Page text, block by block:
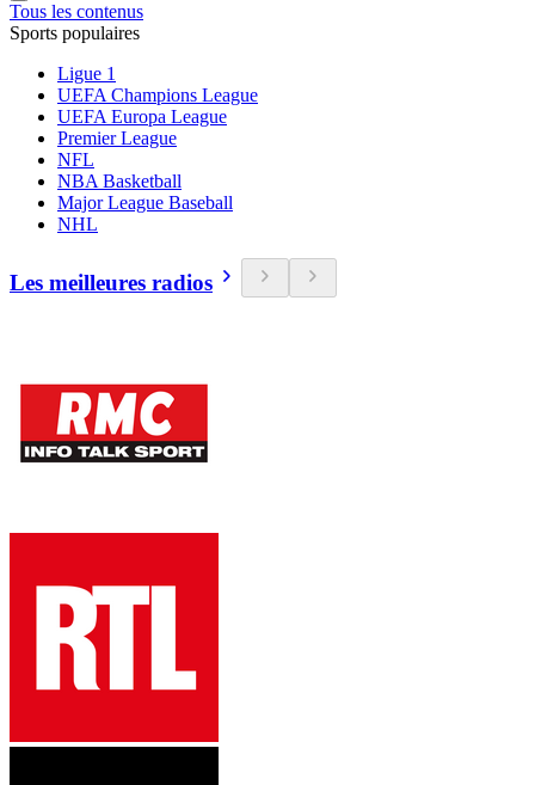
Tous les contenus
Sports populaires
Ligue 1
UEFA Champions League
UEFA Europa League
Premier League
NFL
NBA Basketball
Major League Baseball
NHL
Les meilleures radios